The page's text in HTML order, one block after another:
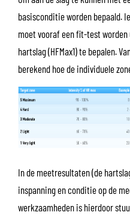
basisconditie worden bepaald.
moet vooraf een fit-test
hartslag (HFMax1) te bepalen.
berekend hoe de individuele
In de meetresultaten (de
inspanning en conditie op de
werkzaamheden is hierdoor